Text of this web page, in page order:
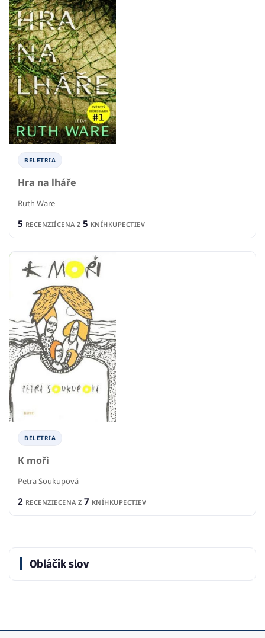
BELETRIA
Hra na lháře
Ruth Ware
5 RECENZIÍCENA Z 5 KNÍHKUPECTIEV
BELETRIA
K moři
Petra Soukupová
2 RECENZIECENA Z 7 KNÍHKUPECTIEV
Obláčik slov